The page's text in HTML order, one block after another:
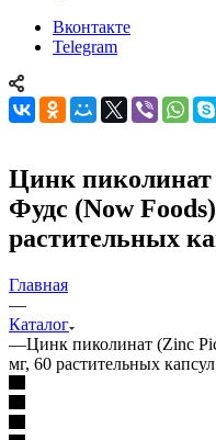
Вконтакте
Telegram
Цинк
Фудс (Now
растительных
Главная
—
Каталог
—Цинк пиколинат (Zinc
мг, 60 растительных капсул